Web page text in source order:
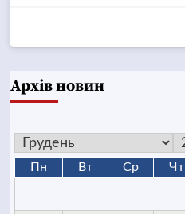
Архів новин
Пн Вт Ср Чт